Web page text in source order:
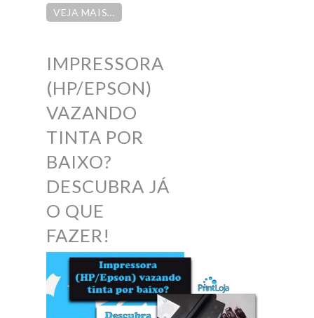
VEJA MAIS…
IMPRESSORA
(HP/EPSON)
VAZANDO
TINTA POR
BAIXO?
DESCUBRA JÁ
O QUE
FAZER!